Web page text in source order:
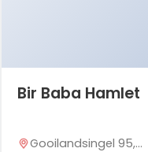
Bir Baba Hamlet
Gooilandsingel 95,